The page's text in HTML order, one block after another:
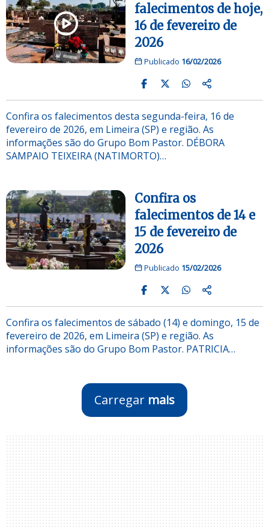
falecimentos de hoje,
16 de fevereiro de
2026
Publicado 16/02/2026
Confira os falecimentos desta segunda-feira, 16 de
fevereiro de 2026, em Limeira (SP) e região. As
informações são do Grupo Bom Pastor. DÉBORA
SAMPAIO TEIXEIRA (NATIMORTO)…
Confira os
falecimentos de 14 e
15 de fevereiro de
2026
Publicado 15/02/2026
Confira os falecimentos de sábado (14) e domingo, 15 de
fevereiro de 2026, em Limeira (SP) e região. As
informações são do Grupo Bom Pastor. PATRICIA…
Carregar mais